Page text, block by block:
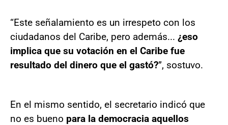
“Este señalamiento es un irrespeto con los
ciudadanos del Caribe, pero además... ¿eso
implica que su votación en el Caribe fue
resultado del dinero que el gastó?”, sostuvo.
En el mismo sentido, el secretario indicó que
no es bueno para la democracia aquellos